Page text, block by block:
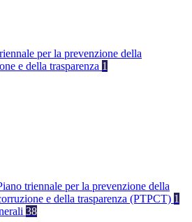
per la prevenzione della
e della trasparenza 1
triennale per la prevenzione della
e della trasparenza (PTPCT) 1
38